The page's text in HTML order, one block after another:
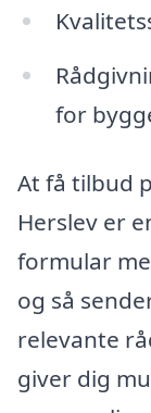
for
At få tilbud
Herslev er
formular
og så
relevante
giver dig